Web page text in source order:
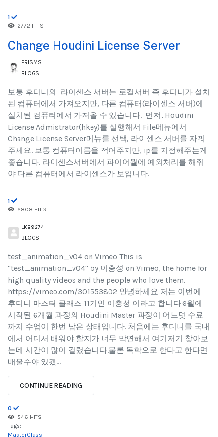
1
2772 HITS
Change Houdini License Server
PRISMS
BLOGS
​보통 후디니의 라이센스 서버는 로컬서버 즉 후디니가 설치
된 컴퓨터에서 가져오지만, 다른 컴퓨터(라이센스 서버)에
설치된 컴퓨터에서 가져올 수 있습니다. 먼저, Houdini
License Admistrator(hkey)를 실행해서 File메뉴에서
Change License Server메뉴를 선택, 라이센스 서버를 자꿔
주세요. 보통 컴퓨터이름을 적어주지만, ip를 지정해주는게
좋습니다. 라이센스서버에서 파이어월에 예외처리를 해줘
야 다른 컴퓨터에서 라이센스가 보입니다.
1
2808 HITS
LKB9274
BLOGS
test_animation_v04 on Vimeo This is
"test_animation_v04" by 이충성 on Vimeo, the home for
high quality videos and the people who love them.
https://vimeo.com/301553802 안녕하세요 저는 이번에
후디니 마스터 클래스 11기인 이충성 이라고 합니다.6월에
시작된 6개월 과정의 Houdini Master 과정이 어느덧 수료
까지 수업이 한번 남은 상태입니다. 처음에는 후디니를 국내
에서 어디서 배워야 할지가 너무 막연해서 여기저기 찾아보
는데 시간이 많이 걸렸습니다.물론 독학으로 한다고 한다면
배울수야 있겠...
CONTINUE READING
0
546 HITS
Tags:
MasterClass